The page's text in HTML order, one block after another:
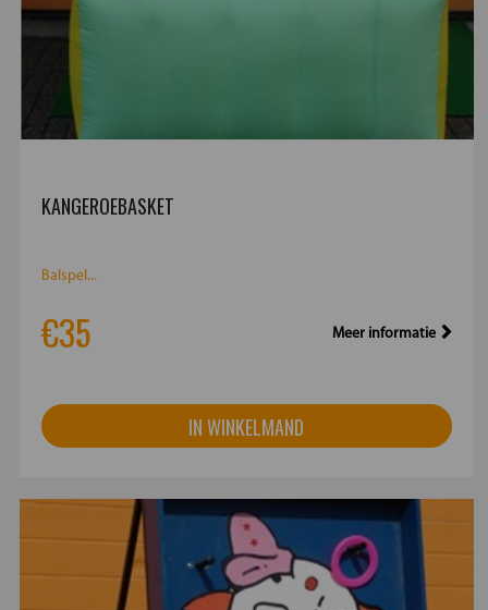
KANGEROEBASKET
Balspel...
€35 Meer informatie
IN WINKELMAND